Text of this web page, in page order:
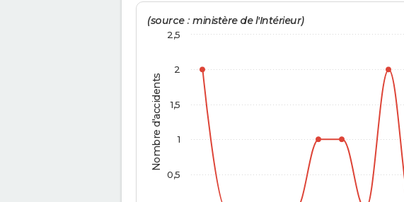
Nombre d'accidents
(source : ministère de l'Intérieur)
0,5
1
1,5
2
2,5